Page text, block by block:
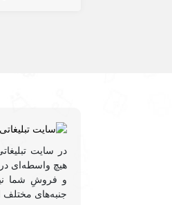
در سایت
هیچ واسطه‌ای در
و فروشِ شما
جنبه‌های مختلف